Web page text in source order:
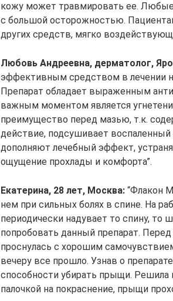
кожу может травмировать ее. Любые
с большой осторожностью.
других средств, мягко
Любовь Андреевна, дерматолог,
эффективным средством в лечении
Препарат обладает выраженным
важным моментом является
преимущество перед мазью, т.к.
действие, подсушивает
дополняют лечебный эффект,
ощущение прохлады и комфорта”.
Екатерина, 28 лет, Москва: “Флакон
нем при сильных болях в спине. На
периодически надувает то спину,
попробовать данный препарат.
проснулась с хорошим
вечеру все прошло. Узнав о
способности убирать прыщи.
палочкой на покраснение, прыщи